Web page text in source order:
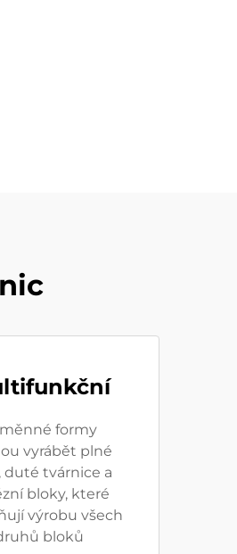
formy
vyrábět plné
duté tvárnice a
bloky, které
výrobu všech
bloků